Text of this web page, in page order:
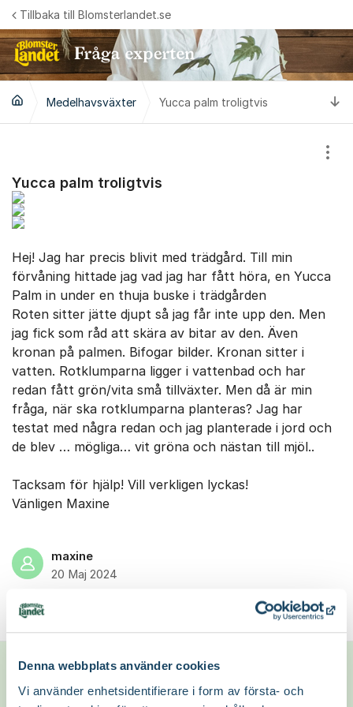
Denna webbplats använder cookies
Vi använder enhetsidentifierare i form av första- och
Hoppa till innehåll
Tillbaka till Blomsterlandet.se
Medelhavsväxter Yucca palm troligtvis
Yucca palm troligtvis
Hej! Jag har precis blivit med trädgård. Till min
förvåning hittade jag vad jag har fått höra, en Yucca
Palm in under en thuja buske i trädgården
Roten sitter jätte djupt så jag får inte upp den. Men
jag fick som råd att skära av bitar av den. Även
kronan på palmen. Bifogar bilder. Kronan sitter i
vatten. Rotklumparna ligger i vattenbad och har
redan fått grön/vita små tillväxter. Men då är min
fråga, när ska rotklumparna planteras? Jag har
testat med några redan och jag planterade i jord och
de blev … mögliga… vit gröna och nästan till mjöl..
Tacksam för hjälp! Vill verkligen lyckas!
Vänligen Maxine
maxine
20 Maj 2024
Följ inlägget